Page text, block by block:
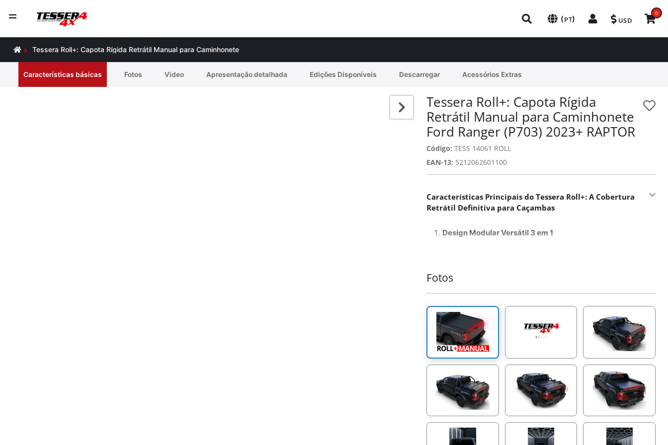
(PT) USD
0
Tessera Roll+: Capota Rígida Retrátil Manual para Caminhonete
Características básicas Fotos Video Apresentação detalhada Edições Disponíveis Descarregar Acessórios Extras
Tessera Roll+: Capota Rígida
Retrátil Manual para Caminhonete
Ford Ranger (P703) 2023+ RAPTOR
Código: TESS 14061 ROLL
EAN-13: 5212062601100
Características Principais do Tessera Roll+: A Cobertura
Retrátil Definitiva para Caçambas
Design Modular Versátil 3 em 1
por mola e elétrico. Essa modularidade inovadora minimiza as
necessidades de armazenamento, reduz os custos de envio e
garante uma atualização fácil e rápida para todos os modelos
de pickups.
Iluminação LED Integrada Avançada
Aumente a segurança e a visibilidade com o sistema elétrico
integrado e avançado do Tessera Roll+. A barra de luz LED
vermelha funciona como luz de freio e luz de posição. A faixa
de LED branca dinâmica de comprimento total, posicionada de
maneira única na lâmina móvel, se move em sincronia com a
cobertura retrátil, proporcionando uma iluminação consistente
e completa da caçamba à noite, mesmo quando totalmente
carregada.
Fotos